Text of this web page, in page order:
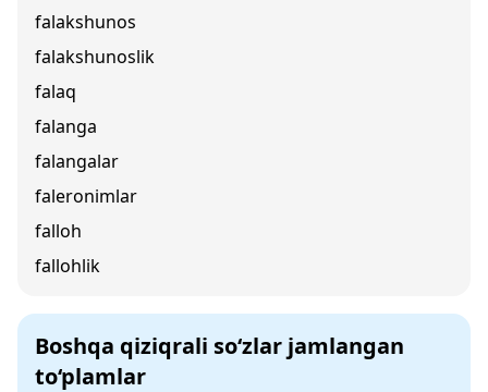
falakshunos
falakshunoslik
falaq
falanga
falangalar
faleronimlar
falloh
fallohlik
Boshqa qiziqrali so‘zlar jamlangan
to‘plamlar